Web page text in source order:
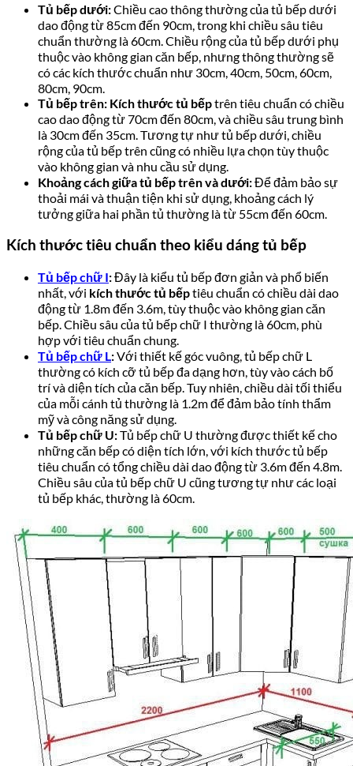
Tủ bếp dưới:Chiều cao thông thường của tủ bếp dưới
dao động từ 85cm đến 90cm, trong khi chiều sâu tiêu
chuẩn thường là 60cm. Chiều rộng của tủ bếp dưới phụ
thuộc vào không gian căn bếp, nhưng thông thường sẽ
có các kích thước chuẩn như 30cm, 40cm, 50cm, 60cm,
80cm, 90cm.
Tủ bếp trên: Kích thước tủ bếptrên tiêu chuẩn có chiều
cao dao động từ 70cm đến 80cm, và chiều sâu trung bình
là 30cm đến 35cm. Tương tự như tủ bếp dưới, chiều
rộng của tủ bếp trên cũng có nhiều lựa chọn tùy thuộc
vào không gian và nhu cầu sử dụng.
Khoảng cách giữa tủ bếp trên và dưới:Để đảm bảo sự
thoải mái và thuận tiện khi sử dụng, khoảng cách lý
tưởng giữa hai phần tủ thường là từ 55cm đến 60cm.
Kích thước tiêu chuẩn theo kiểu dáng tủ bếp
Tủ bếp chữ I:Đây là kiểu tủ bếp đơn giản và phổ biến
nhất, với kích thước tủ bếptiêu chuẩn có chiều dài dao
động từ 1.8m đến 3.6m, tùy thuộc vào không gian căn
bếp. Chiều sâu của tủ bếp chữ I thường là 60cm, phù
hợp với tiêu chuẩn chung.
Tủ bếp chữ L:Với thiết kế góc vuông, tủ bếp chữ L
thường có kích cỡ tủ bếp đa dạng hơn, tùy vào cách bố
trí và diện tích của căn bếp. Tuy nhiên, chiều dài tối thiểu
của mỗi cánh tủ thường là 1.2m để đảm bảo tính thẩm
mỹ và công năng sử dụng.
Tủ bếp chữ U:Tủ bếp chữ U thường được thiết kế cho
những căn bếp có diện tích lớn, với kích thước tủ bếp
tiêu chuẩn có tổng chiều dài dao động từ 3.6m đến 4.8m.
Chiều sâu của tủ bếp chữ U cũng tương tự như các loại
tủ bếp khác, thường là 60cm.